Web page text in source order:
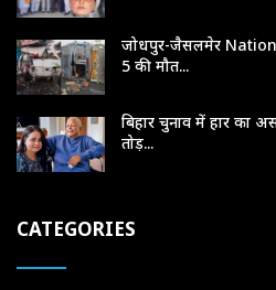
जोधपुर-जैसलमेर
5 की मौत...
बिहार चुनाव में हार का
तोड़...
CATEGORIES